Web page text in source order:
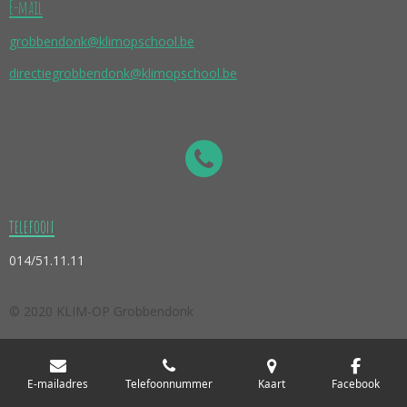
E-mail
grobbendonk@klimopschool.be
directiegrobbendonk@klimopschool.be
telefoon
014/51.11.11
© 2020 KLIM-OP Grobbendonk
E-mailadres Telefoonnummer Kaart Facebook